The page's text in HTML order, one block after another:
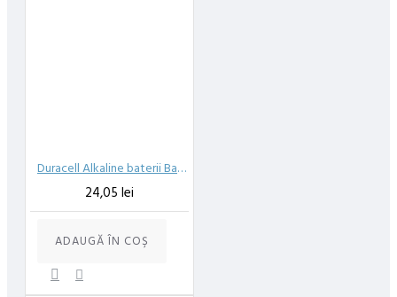
Duracell Alkaline baterii Basic AA R6 6 buc
24,05 lei
ADAUGĂ ÎN COŞ